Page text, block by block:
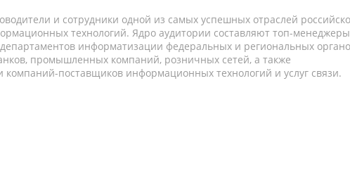
и сотрудники одной из самых успешных отраслей
технологий. Ядро аудитории составляют топ-
информатизации федеральных и региональных
промышленных компаний, розничных сетей, а также
компаний-поставщиков информационных технологий и услуг связи.